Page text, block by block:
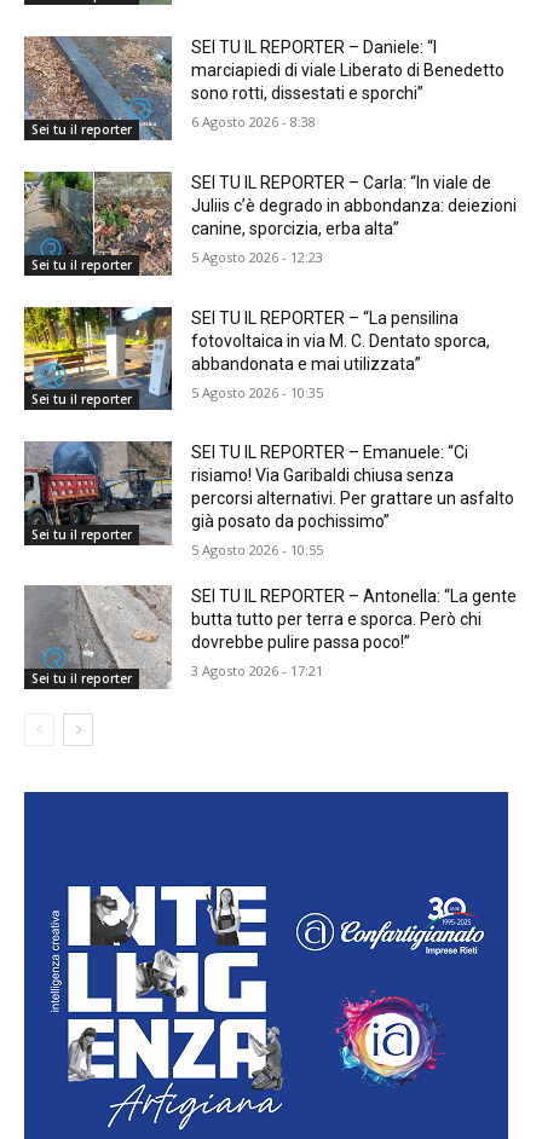
Sei tu il reporter
SEI TU IL REPORTER – Daniele: “I
marciapiedi di viale Liberato di Benedetto
sono rotti, dissestati e sporchi”
6 Agosto 2026 - 8:38
Sei tu il reporter
SEI TU IL REPORTER – Carla: “In viale de
Juliis c’è degrado in abbondanza: deiezioni
canine, sporcizia, erba alta”
5 Agosto 2026 - 12:23
Sei tu il reporter
SEI TU IL REPORTER – “La pensilina
fotovoltaica in via M. C. Dentato sporca,
abbandonata e mai utilizzata”
5 Agosto 2026 - 10:35
Sei tu il reporter
SEI TU IL REPORTER – Emanuele: “Ci
risiamo! Via Garibaldi chiusa senza
percorsi alternativi. Per grattare un asfalto
già posato da pochissimo”
5 Agosto 2026 - 10:55
Sei tu il reporter
SEI TU IL REPORTER – Antonella: “La gente
butta tutto per terra e sporca. Però chi
dovrebbe pulire passa poco!”
3 Agosto 2026 - 17:21